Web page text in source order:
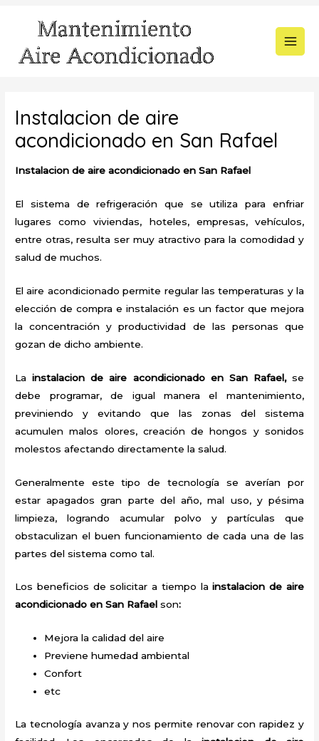
contenido
Instalacion de aire
acondicionado en San Rafael
Instalacion de aire acondicionado en San Rafael
El sistema de refrigeración que se utiliza para enfriar
lugares como viviendas, hoteles, empresas, vehículos,
entre otras, resulta ser muy atractivo para la comodidad y
salud de muchos.
El aire acondicionado permite regular las temperaturas y la
elección de compra e instalación es un factor que mejora
la concentración y productividad de las personas que
gozan de dicho ambiente.
Lainstalacion de aire acondicionado en San Rafael,se
debe programar, de igual manera el mantenimiento,
previniendo y evitando que las zonas del sistema
acumulen malos olores, creación de hongos y sonidos
molestos afectando directamente la salud.
Generalmente este tipo de tecnología se averían por
estar apagados gran parte del año, mal uso, y pésima
limpieza, logrando acumular polvo y partículas que
obstaculizan el buen funcionamiento de cada una de las
partes del sistema como tal.
Los beneficios de solicitar a tiempo lainstalacion de aire
acondicionado en San Rafaelson:
Mejora la calidad del aire
Previene humedad ambiental
Confort
etc
La tecnología avanza y nos permite renovar con rapidez y